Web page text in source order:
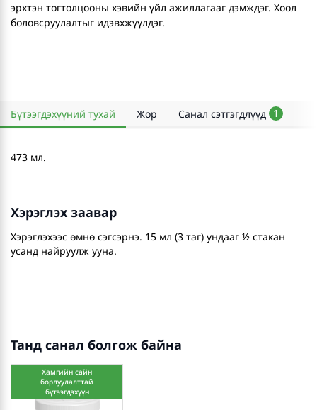
эрхтэн тогтолцооны хэвийн үйл ажиллагааг дэмждэг. Хоол
боловсруулалтыг идэвхжүүлдэг.
Бүтээгдэхүүний тухай Жор Санал сэтгэгдлүүд 1
473 мл.
Хэрэглэх заавар
Хэрэглэхээс өмнө сэгсэрнэ. 15 мл (3 таг) ундааг ½ стакан
усанд найруулж ууна.
Танд санал болгож байна
Хамгийн сайн
борлуулалттай
бүтээгдэхүүн